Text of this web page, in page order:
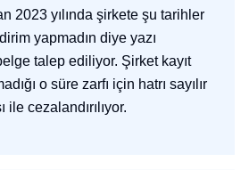
2023 yılında şirkete şu tarihler
yapmadın diye yazı
talep ediliyor. Şirket kayıt
o süre zarfı için hatrı sayılır
ile cezalandırılıyor.